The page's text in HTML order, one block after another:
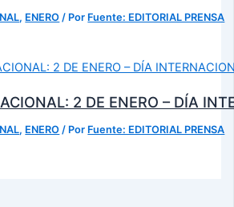
, ENERO / Por Fuente: EDITORIAL PRENSA
2 DE ENERO – DÍA
, ENERO / Por Fuente: EDITORIAL PRENSA